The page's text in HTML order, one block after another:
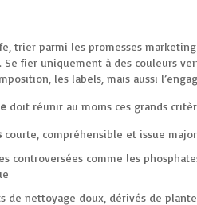
trier parmi les promesses
fier uniquement à des couleurs
les labels, mais aussi
doit réunir au moins ces grands
courte, compréhensible et issue
controversées comme les
de nettoyage doux, dérivés de